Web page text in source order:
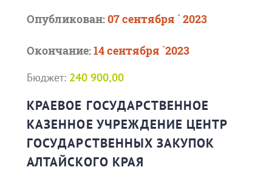
Опубликован:07 сентября ` 2023
Окончание:14 сентября `2023
Бюджет: 240 900,00
КРАЕВОЕ ГОСУДАРСТВЕННОЕ
КАЗЕННОЕ УЧРЕЖДЕНИЕ ЦЕНТР
ГОСУДАРСТВЕННЫХ ЗАКУПОК
АЛТАЙСКОГО КРАЯ